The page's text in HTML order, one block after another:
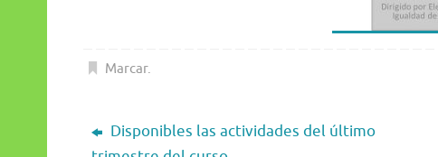
Marcar.
Disponibles las actividades del último